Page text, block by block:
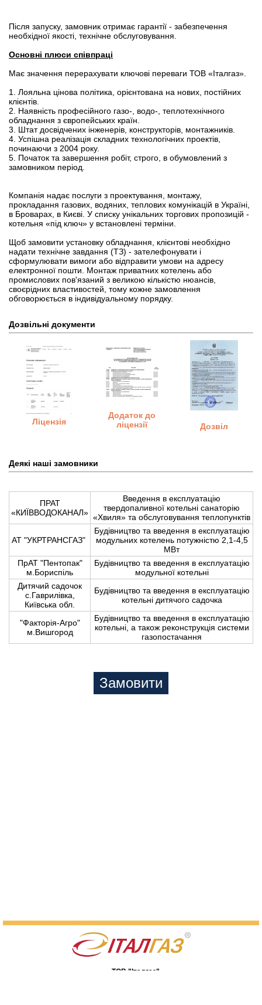
Після запуску, замовник отримає гарантії - забезпечення
необхідної якості, технічне обслуговування.
Основні плюси співпраці
Має значення перерахувати ключові переваги ТОВ «Італгаз».
1. Лояльна цінова політика, орієнтована на нових, постійних
клієнтів.
2. Наявність професійного газо-, водо-, теплотехнічного
обладнання з європейських країн.
3. Штат досвідчених інженерів, конструкторів, монтажників.
4. Успішна реалізація складних технологічних проектів,
починаючи з 2004 року.
5. Початок та завершення робіт, строго, в обумовлений з
замовником період.
Компанія надає послуги з проектування, монтажу,
прокладання газових, водяних, теплових комунікацій в Україні,
в Броварах, в Києві. У списку унікальних торгових пропозицій -
котельня «під ключ» у встановлені терміни.
Щоб замовити установку обладнання, клієнтові необхідно
надати технічне завдання (ТЗ) - зателефонувати і
сформулювати вимоги або відправити умови на адресу
електронної пошти. Монтаж приватних котелень або
промислових пов'язаний з великою кількістю нюансів,
своєрідних властивостей, тому кожне замовлення
обговорюється в індивідуальному порядку.
Дозвільні документи
Ліцензія
Додаток до
ліцензії
Дозвіл
Деякі наші замовники
ПРАТ
«КИЇВВОДОКАНАЛ»
Введення в експлуатацію
твердопаливної котельні санаторію
«Хвиля» та обслуговування теплопунктів
АТ "УКРТРАНСГАЗ"
Будівництво та введення в експлуатацію
модульних котелень потужністю 2,1-4,5
МВт
ПрАТ "Пентопак"
м.Бориспіль
Будівництво та введення в експлуатацію
модульної котельні
Дитячий садочок
с.Гаврилівка,
Київська обл.
Будівництво та введення в експлуатацію
котельні дитячого садочка
"Факторія-Агро"
м.Вишгород
Будівництво та введення в експлуатацію
котельні, а також реконструкція системи
газопостачання
ТОВ "Італгаз"